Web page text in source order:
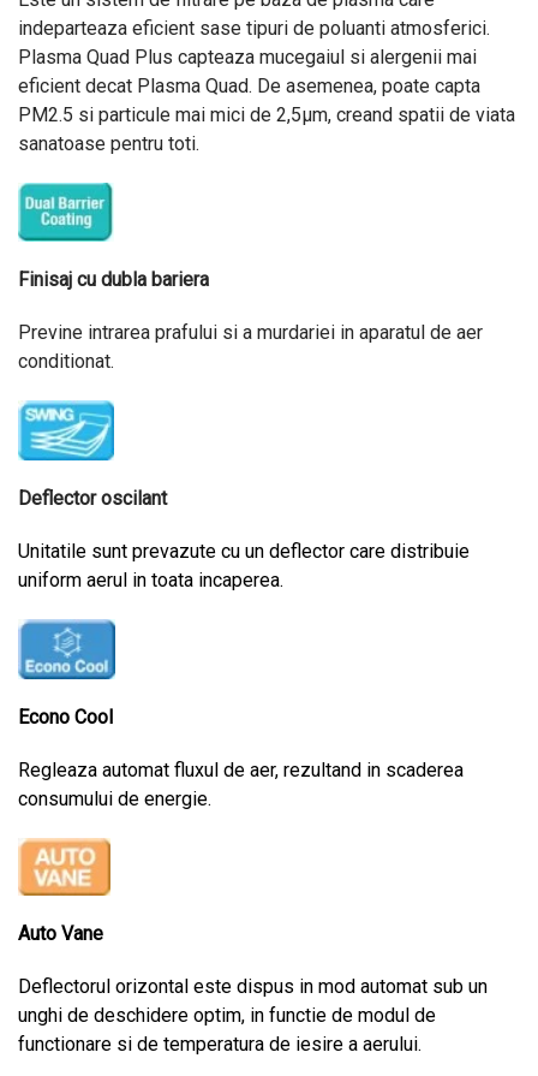
indeparteaza eficient sase tipuri de poluanti atmosferici.
Plasma Quad Plus capteaza mucegaiul si alergenii mai
eficient decat Plasma Quad. De asemenea, poate capta
PM2.5 si particule mai mici de 2,5μm, creand spatii de viata
sanatoase pentru toti.
Finisaj cu dubla bariera
Previne intrarea prafului si a murdariei in aparatul de aer
conditionat.
Deflector oscilant
Unitatile sunt prevazute cu un deflector care distribuie
uniform aerul in toata incaperea.
Econo Cool
Regleaza automat fluxul de aer, rezultand in scaderea
consumului de energie.
Auto Vane
Deflectorul orizontal este dispus in mod automat sub un
unghi de deschidere optim, in functie de modul de
functionare si de temperatura de iesire a aerului.